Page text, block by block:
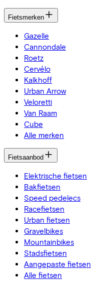
Fietsmerken
Gazelle
Cannondale
Roetz
Cervélo
Kalkhoff
Urban Arrow
Veloretti
Van Raam
Cube
Alle merken
Fietsaanbod
Elektrische fietsen
Bakfietsen
Speed pedelecs
Racefietsen
Urban fietsen
Gravelbikes
Mountainbikes
Stadsfietsen
Aangepaste fietsen
Alle fietsen